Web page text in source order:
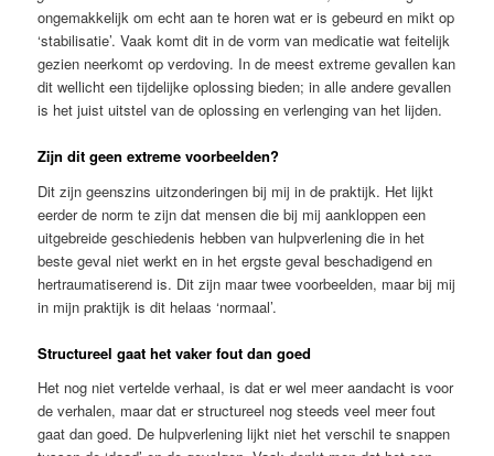
ongemakkelijk om echt aan te horen wat er is gebeurd en mikt op
‘stabilisatie’. Vaak komt dit in de vorm van medicatie wat feitelijk
gezien neerkomt op verdoving. In de meest extreme gevallen kan
dit wellicht een tijdelijke oplossing bieden; in alle andere gevallen
is het juist uitstel van de oplossing en verlenging van het lijden.
Zijn dit geen extreme voorbeelden?
Dit zijn geenszins uitzonderingen bij mij in de praktijk. Het lijkt
eerder de norm te zijn dat mensen die bij mij aankloppen een
uitgebreide geschiedenis hebben van hulpverlening die in het
beste geval niet werkt en in het ergste geval beschadigend en
hertraumatiserend is. Dit zijn maar twee voorbeelden, maar bij mij
in mijn praktijk is dit helaas ‘normaal’.
Structureel gaat het vaker fout dan goed
Het nog niet vertelde verhaal, is dat er wel meer aandacht is voor
de verhalen, maar dat er structureel nog steeds veel meer fout
gaat dan goed. De hulpverlening lijkt niet het verschil te snappen